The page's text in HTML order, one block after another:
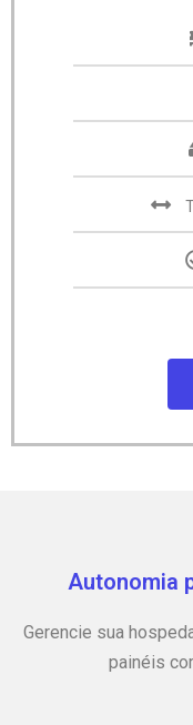
Autonomia
Gerencie sua
painéis